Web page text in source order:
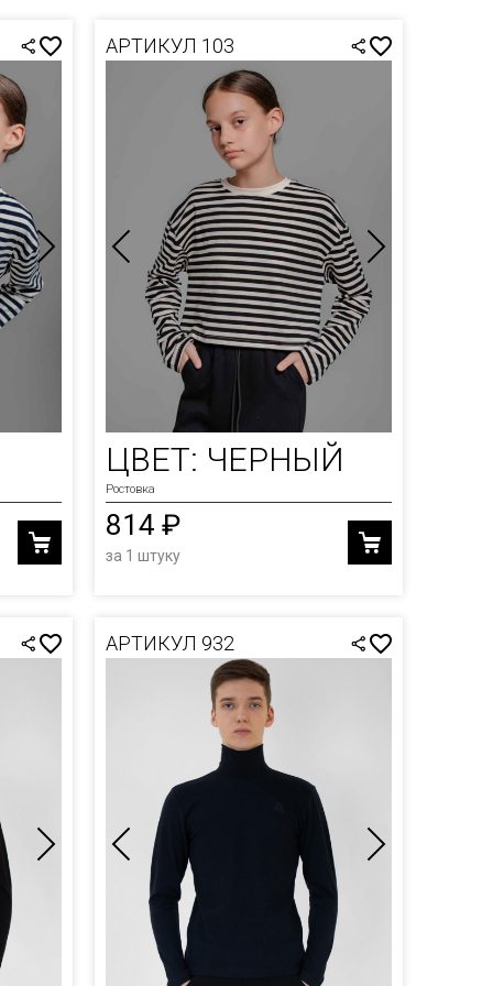
АРТИКУЛ 103
ЦВЕТ: ЧЕРНЫЙ
Ростовка
814 ₽
за 1 штуку
АРТИКУЛ 932